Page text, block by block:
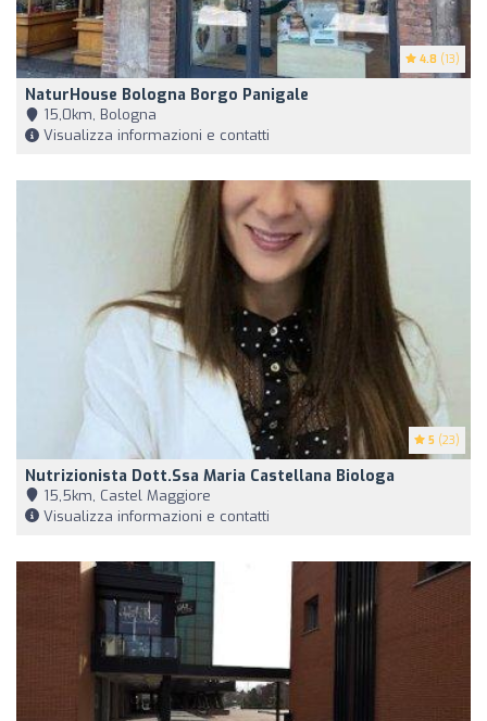
4.8 (13)
NaturHouse Bologna Borgo Panigale
15,0km, Bologna
Visualizza informazioni e contatti
5 (23)
Nutrizionista Dott.ssa Maria Castellana Biologa
15,5km, Castel Maggiore
Visualizza informazioni e contatti